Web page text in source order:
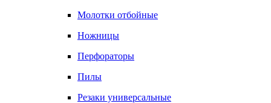
Молотки отбойные
Ножницы
Перфораторы
Пилы
Резаки универсальные